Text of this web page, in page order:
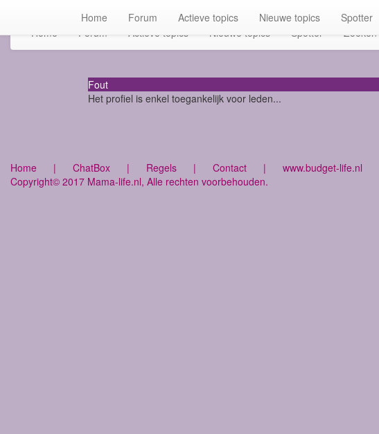
Home Forum Actieve topics Nieuwe topics Spotter Zoeken
Home Forum Actieve topics Nieuwe topics Spotter
Fout
Het profiel is enkel toegankelijk voor leden...
Home | ChatBox | Regels | Contact | www.budget-life.nl
Copyright© 2017 Mama-life.nl, Alle rechten voorbehouden.